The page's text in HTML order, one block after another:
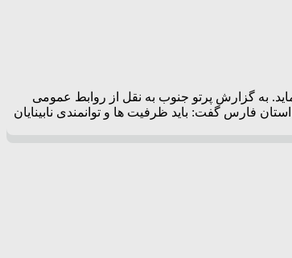
به گزارش پرتو جنوب به نقل از روابط عمومی
فارس گفت: باید ظرفیت ها و توانمندی نابینایان